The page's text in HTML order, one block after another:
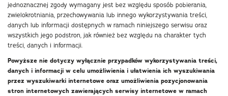
jednoznacznej zgody wymagany jest bez względu sposób pobierania,
zwielokrotniania, przechowywania lub innego wykorzystywania treści,
danych lub informacji dostępnych w ramach niniejszego serwisu oraz
wszystkich jego podstron, jak również bez względu na charakter tych
treści, danych i informacji.
Powyższe nie dotyczy wyłącznie przypadków wykorzystywania treści,
danych i informacji w celu umożliwienia i ułatwienia ich wyszukiwania
przez wyszukiwarki internetowe oraz umożliwienia pozycjonowania
stron internetowych zawierających serwisy internetowe w ramach